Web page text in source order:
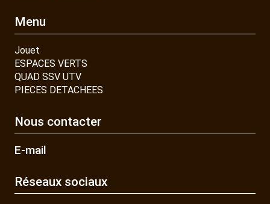
Menu
Jouet
ESPACES VERTS
QUAD SSV UTV
PIECES DETACHEES
Nous contacter
E-mail
Réseaux sociaux